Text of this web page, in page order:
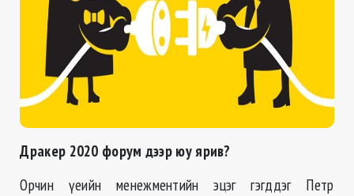
Дракер 2020 форум дээр юу ярив?
Орчин үеийн менежментийн эцэг гэгддэг Петр